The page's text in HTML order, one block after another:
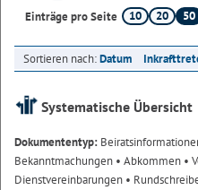
Einträge pro Seite
10 20 50
Sortieren nach:Datum
Systematische Übersicht
Dokumententyp:
Bekanntmachungen • Abkommen •
Dienstvereinbarungen •